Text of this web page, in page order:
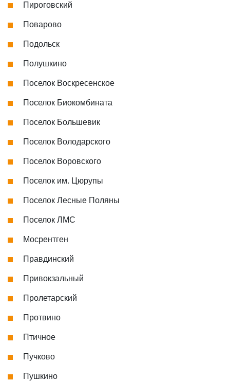
Пироговский
Поварово
Подольск
Полушкино
Поселок Воскресенское
Поселок Биокомбината
Поселок Большевик
Поселок Володарского
Поселок Воровского
Поселок им. Цюрупы
Поселок Лесные Поляны
Поселок ЛМС
Мосрентген
Правдинский
Привокзальный
Пролетарский
Протвино
Птичное
Пучково
Пушкино